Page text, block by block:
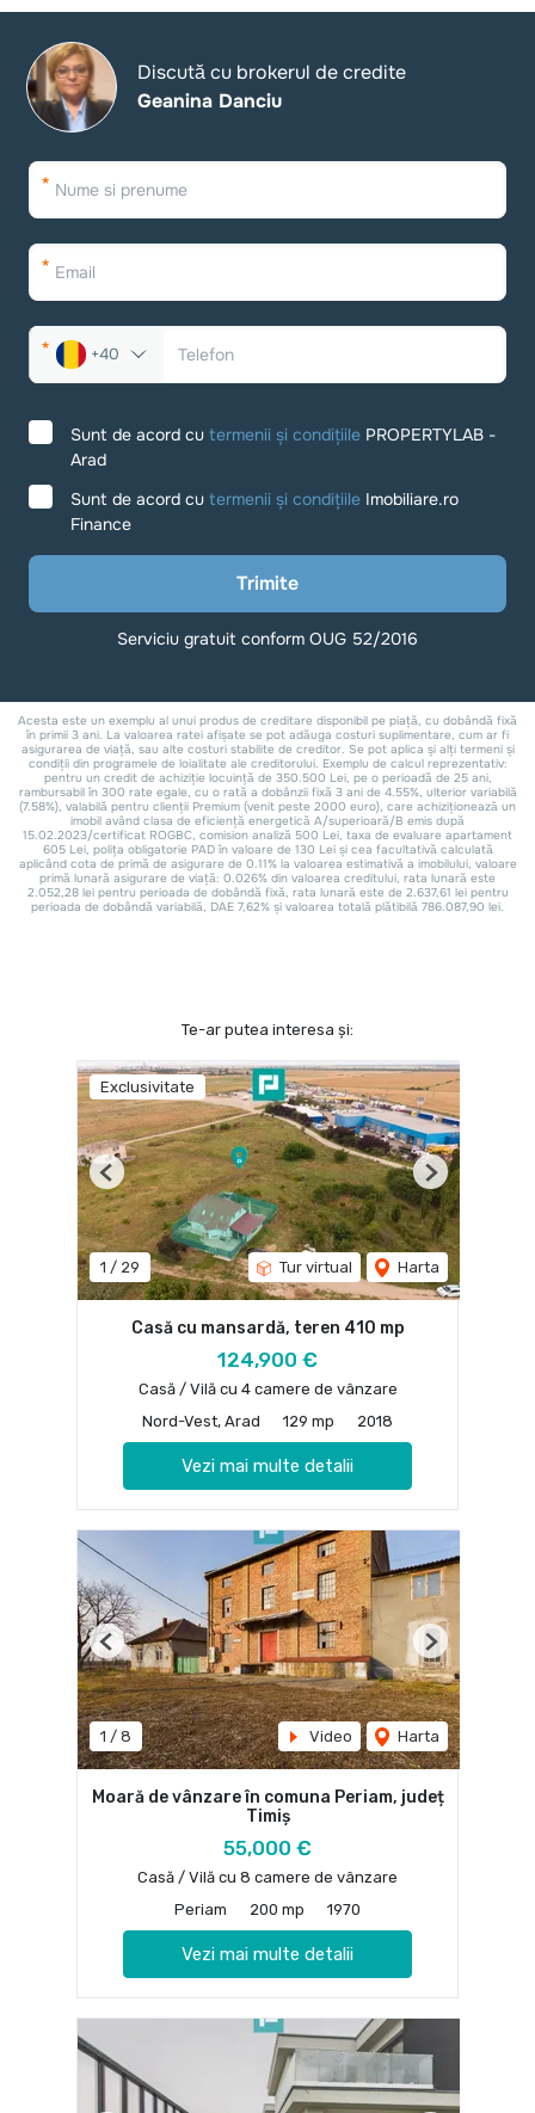
Te-ar putea interesa și:
Exclusivitate
1 / 29 Tur virtual Harta
Previous Next
Casă cu mansardă, teren 410 mp
124,900 €
Casă / Vilă cu 4 camere de vânzare
Nord-Vest, Arad
129 mp 2018
Vezi mai multe detalii
1 / 8 Video Harta
Previous Next
Moară de vânzare în comuna Periam, județ
Timiș
55,000 €
Casă / Vilă cu 8 camere de vânzare
Periam
200 mp 1970
Vezi mai multe detalii